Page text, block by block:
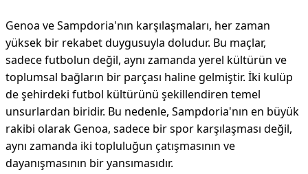
Genoa ve Sampdoria'nın karşılaşmaları, her zaman
yüksek bir rekabet duygusuyla doludur. Bu maçlar,
sadece futbolun değil, aynı zamanda yerel kültürün ve
toplumsal bağların bir parçası haline gelmiştir. İki kulüp
de şehirdeki futbol kültürünü şekillendiren temel
unsurlardan biridir. Bu nedenle, Sampdoria'nın en büyük
rakibi olarak Genoa, sadece bir spor karşılaşması değil,
aynı zamanda iki topluluğun çatışmasının ve
dayanışmasının bir yansımasıdır.